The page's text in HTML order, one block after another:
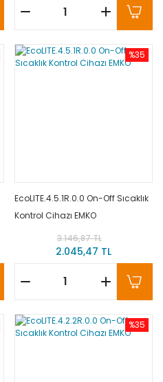
%35
EcoLITE.4.5.1R.0.0 On-Off Sıcaklık
Kontrol Cihazı EMKO
3.146,87 TL
2.045,47 TL
%35